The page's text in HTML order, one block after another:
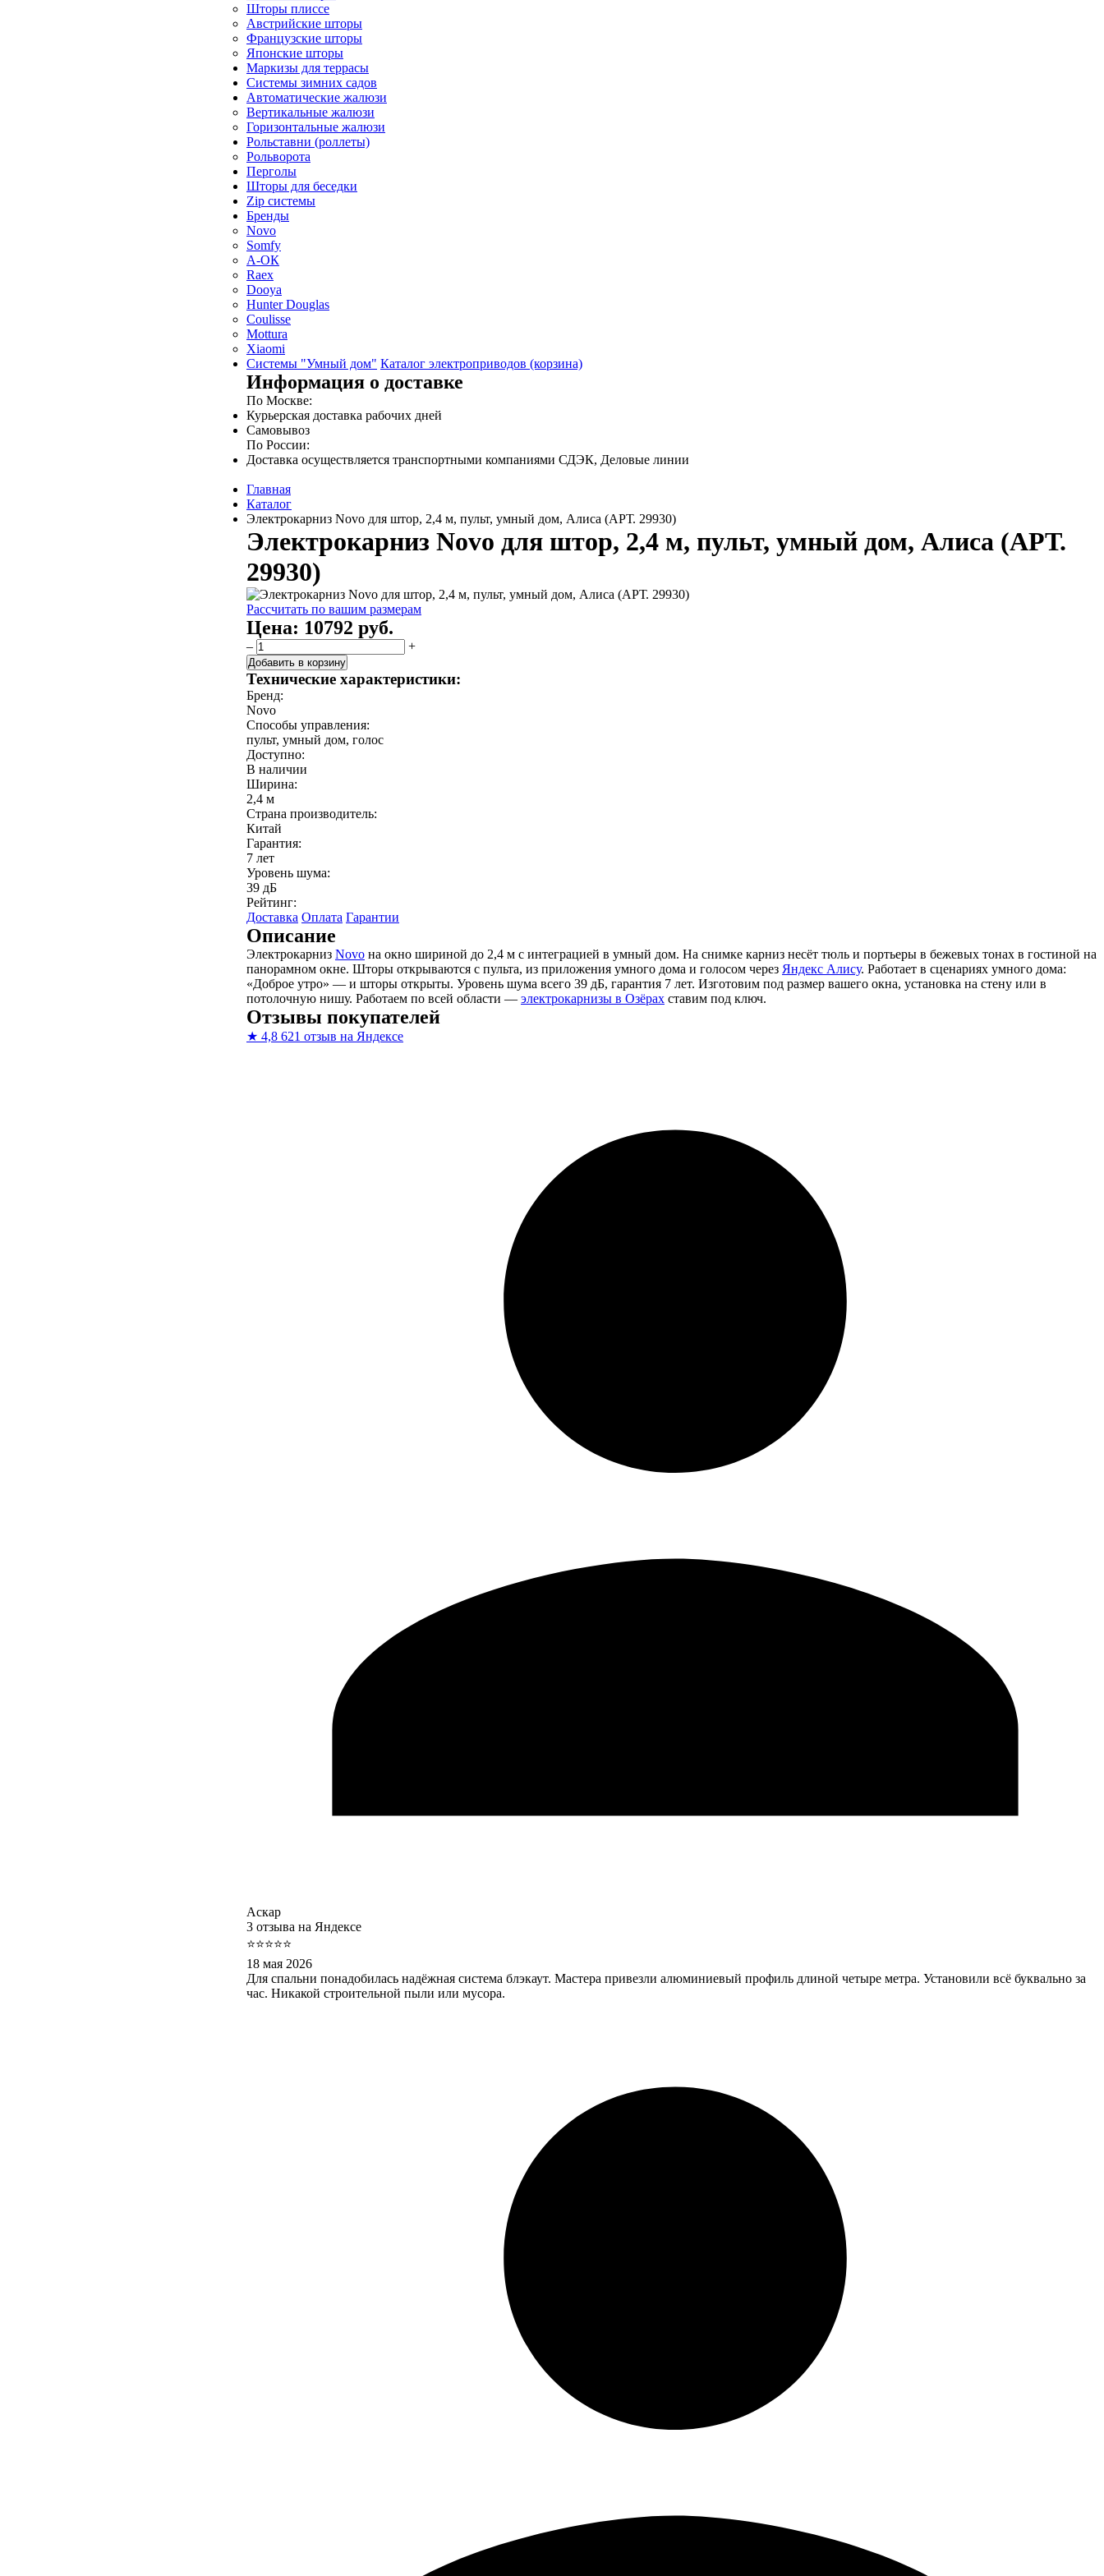
Шторы плиссе
Австрийские шторы
Французские шторы
Японские шторы
Маркизы для террасы
Системы зимних садов
Автоматические жалюзи
Вертикальные жалюзи
Горизонтальные жалюзи
Рольставни (роллеты)
Рольворота
Перголы
Шторы для беседки
Zip системы
Бренды
Novo
Somfy
А-ОК
Raex
Dooya
Hunter Douglas
Coulisse
Mottura
Xiaomi
Системы "Умный дом" Каталог электроприводов (корзина)
Информация о доставке
По Москве:
Курьерская доставка рабочих дней
Самовывоз
По России:
Доставка осуществляется транспортными компаниями СДЭК, Деловые линии
Главная
Каталог
Электрокарниз Novo для штор, 2,4 м, пульт, умный дом, Алиса (АРТ. 29930)
Электрокарниз Novo для штор, 2,4 м, пульт, умный дом, Алиса (АРТ.
29930)
Рассчитать по вашим размерам
Цена: 10792 руб.
– +
Добавить в корзину
Технические характеристики:
Бренд:
Novo
Способы управления:
пульт, умный дом, голос
Доступно:
В наличии
Ширина:
2,4 м
Страна производитель:
Китай
Гарантия:
7 лет
Уровень шума:
39 дБ
Рейтинг:
Доставка Оплата Гарантии
Описание
Электрокарниз Novo на окно шириной до 2,4 м с интеграцией в умный дом. На снимке карниз несёт тюль и портьеры в бежевых тонах в гостиной на
панорамном окне. Шторы открываются с пульта, из приложения умного дома и голосом через Яндекс Алису. Работает в сценариях умного дома:
«Доброе утро» — и шторы открыты. Уровень шума всего 39 дБ, гарантия 7 лет. Изготовим под размер вашего окна, установка на стену или в
потолочную нишу. Работаем по всей области — электрокарнизы в Озёрах ставим под ключ.
Отзывы покупателей
★ 4,8 621 отзыв на Яндексе
Аскар
3 отзыва на Яндексе
⭐⭐⭐⭐⭐
18 мая 2026
Для спальни понадобилась надёжная система блэкаут. Мастера привезли алюминиевый профиль длиной четыре метра. Установили всё буквально за
час. Никакой строительной пыли или мусора.